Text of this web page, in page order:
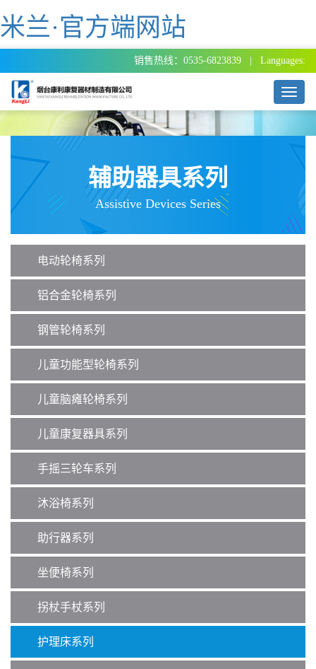
米兰·官方端网站
销售热线：0535-6823839 | Languages:
T
o
g
i
g
i
辅助器具系列
Assistive Devices Series
电动轮椅系列
铝合金轮椅系列
钢管轮椅系列
儿童功能型轮椅系列
儿童脑瘫轮椅系列
儿童康复器具系列
手摇三轮车系列
沐浴椅系列
助行器系列
坐便椅系列
拐杖手杖系列
护理床系列